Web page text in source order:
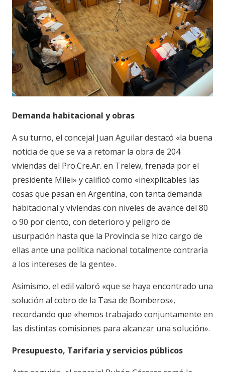
Demanda habitacional y obras
A su turno, el concejal Juan Aguilar destacó «la buena
noticia de que se va a retomar la obra de 204
viviendas del Pro.Cre.Ar. en Trelew, frenada por el
presidente Milei» y calificó como «inexplicables las
cosas que pasan en Argentina, con tanta demanda
habitacional y viviendas con niveles de avance del 80
o 90 por ciento, con deterioro y peligro de
usurpación hasta que la Provincia se hizo cargo de
ellas ante una política nacional totalmente contraria
a los intereses de la gente».
Asimismo, el edil valoró «que se haya encontrado una
solución al cobro de la Tasa de Bomberos»,
recordando que «hemos trabajado conjuntamente en
las distintas comisiones para alcanzar una solución».
Presupuesto, Tarifaria y servicios públicos